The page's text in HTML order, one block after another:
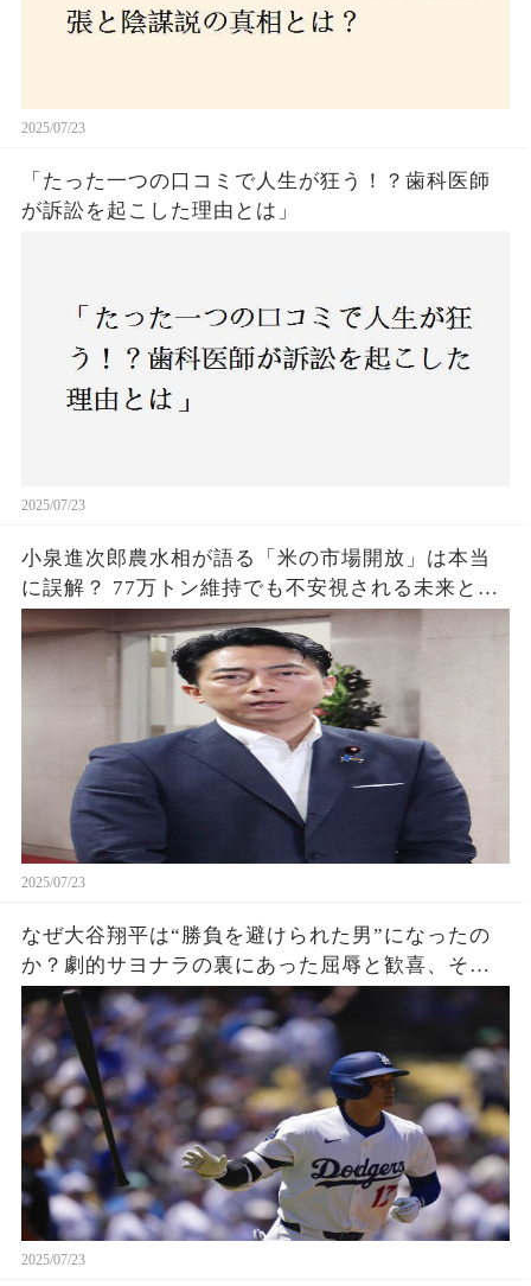
2025/07/23
「たった一つの口コミで人生が狂う！？歯科医師
が訴訟を起こした理由とは」
2025/07/23
小泉進次郎農水相が語る「米の市場開放」は本当
に誤解？ 77万トン維持でも不安視される未来と
は？
2025/07/23
なぜ大谷翔平は“勝負を避けられた男”になったの
か？劇的サヨナラの裏にあった屈辱と歓喜、その
瞬間をあなたはどう見る？
2025/07/23